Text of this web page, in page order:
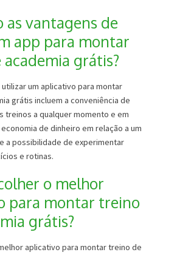
as vantagens de
app para montar
grátis?
um aplicativo para montar
grátis incluem a conveniência de
treinos a qualquer momento e em
de dinheiro em relação a um
a possibilidade de experimentar
e rotinas.
o melhor
para montar treino
grátis?
aplicativo para montar treino de